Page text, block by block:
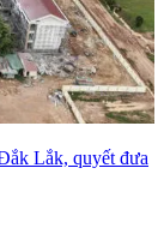
Lắk, quyết đưa